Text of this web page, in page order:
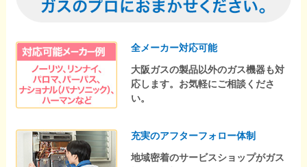
全メーカー対応可能
大阪ガスの製品以外のガス機器も対
応します。お気軽にご相談くださ
い。
充実のアフターフォロー体制
地域密着のサービスショップがガス